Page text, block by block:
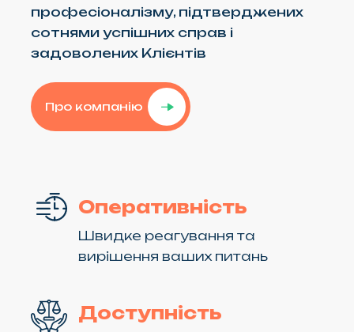
професіоналізму, підтверджених
сотнями успішних справ і
задоволених Клієнтів
Про компанію
Оперативність
Швидке реагування та
вирішення ваших питань
Доступність